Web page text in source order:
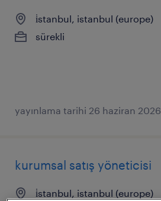
i̇stanbul, istanbul (europe)
sürekli
yayınlama tarihi 26 haziran 2026
kurumsal satış yöneticisi
i̇stanbul, istanbul (europe)